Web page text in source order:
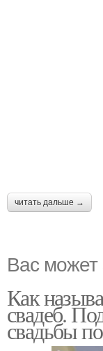
читать дальше →
Вас может
Как
свадеб.
свадьбы